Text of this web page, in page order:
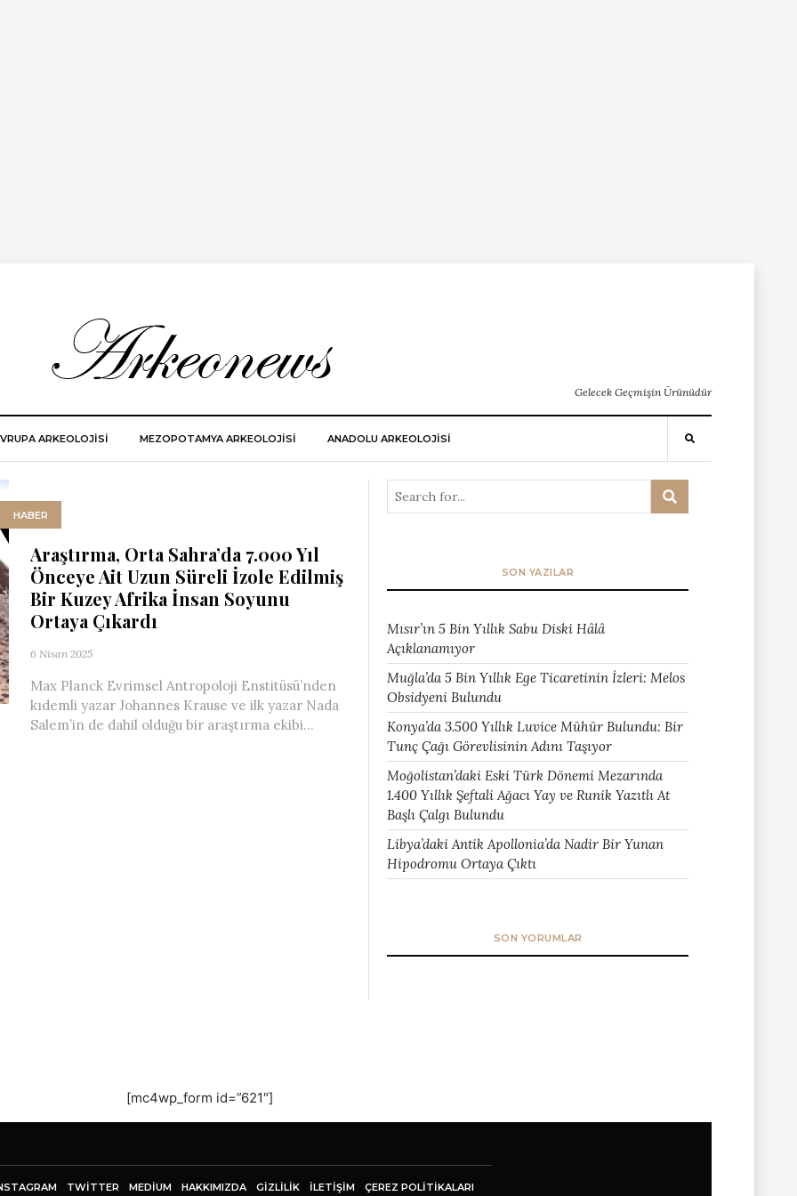
Gelecek Geçmişin Ürünüdür
ARKEOLOJISI MEZOPOTAMYA ARKEOLOJISI ANADOLU ARKEOLOJİSİ
HABER
Araştırma, Orta Sahra’da 7.000 Yıl
Önceye Ait Uzun Süreli İzole Edilmiş
Bir Kuzey Afrika İnsan Soyunu
Ortaya Çıkardı
6 Nisan 2025
Max Planck Evrimsel Antropoloji Enstitüsü’nden
kıdemli yazar Johannes Krause ve ilk yazar Nada
Salem’in de dahil olduğu bir araştırma ekibi...
SON YAZILAR
Mısır’ın 5 Bin Yıllık Sabu Diski Hâlâ
Açıklanamıyor
Muğla’da 5 Bin Yıllık Ege Ticaretinin İzleri: Melos
Obsidyeni Bulundu
Konya’da 3.500 Yıllık Luvice Mühür Bulundu: Bir
Tunç Çağı Görevlisinin Adını Taşıyor
Moğolistan’daki Eski Türk Dönemi Mezarında
1.400 Yıllık Şeftali Ağacı Yay ve Runik Yazıtlı At
Başlı Çalgı Bulundu
Libya’daki Antik Apollonia’da Nadir Bir Yunan
Hipodromu Ortaya Çıktı
SON YORUMLAR
[mc4wp_form id=”621″]
TWITTER MEDIUM HAKKIMIZDA GİZLİLİK İLETIŞIM ÇEREZ POLITIKALARI